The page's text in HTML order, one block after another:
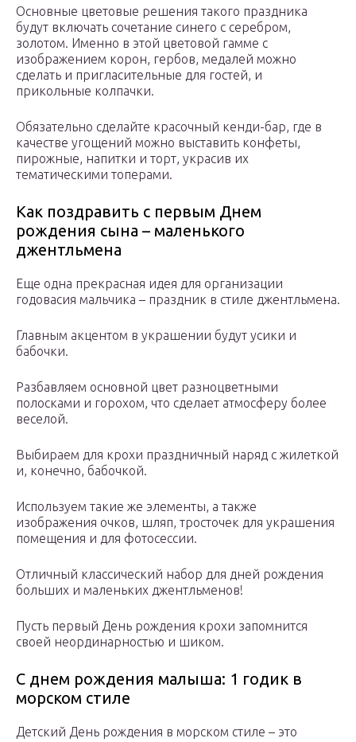
Основные цветовые решения такого праздника
будут включать сочетание синего с серебром,
золотом. Именно в этой цветовой гамме с
изображением корон, гербов, медалей можно
сделать и пригласительные для гостей, и
прикольные колпачки.
Обязательно сделайте красочный кенди-бар, где в
качестве угощений можно выставить конфеты,
пирожные, напитки и торт, украсив их
тематическими топерами.
Как поздравить с первым Днем
рождения сына – маленького
джентльмена
Еще одна прекрасная идея для организации
годовасия мальчика – праздник в стиле джентльмена.
Главным акцентом в украшении будут усики и
бабочки.
Разбавляем основной цвет разноцветными
полосками и горохом, что сделает атмосферу более
веселой.
Выбираем для крохи праздничный наряд с жилеткой
и, конечно, бабочкой.
Используем такие же элементы, а также
изображения очков, шляп, тросточек для украшения
помещения и для фотосессии.
Отличный классический набор для дней рождения
больших и маленьких джентльменов!
Пусть первый День рождения крохи запомнится
своей неординарностью и шиком.
С днем рождения малыша: 1 годик в
морском стиле
Детский День рождения в морском стиле – это